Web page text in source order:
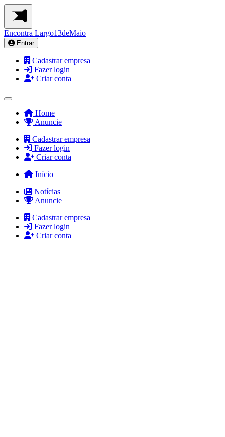
Encontra Largo13deMaio
Entrar
Cadastrar empresa
Fazer login
Criar conta
Home
Anuncie
Cadastrar empresa
Fazer login
Criar conta
Início
Notícias
Anuncie
Cadastrar empresa
Fazer login
Criar conta